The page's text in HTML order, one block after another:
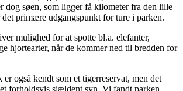
dog søen, som ligger få kilometer fra den lille
primære udgangspunkt for ture i parken.
mulighed for at spotte bl.a. elefanter,
hjortearter, når de kommer ned til bredden for
også kendt som et tigerreservat, men det